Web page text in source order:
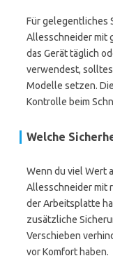
Für gelegentliches
Allesschneider mit
das Gerät täglich
verwendest,
Modelle setzen.
Kontrolle beim
Welche
Wenn du viel Wert
Allesschneider mit
der Arbeitsplatte
zusätzliche
Verschieben
vor Komfort haben.